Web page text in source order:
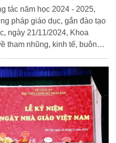
tác năm học 2024 - 2025,
pháp giáo dục, gắn đào tạo
ngày 21/11/2024, Khoa
tham nhũng, kinh tế, buôn
quốc tế tại Làng gốm Bát